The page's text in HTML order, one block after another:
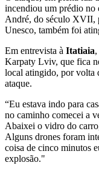
incendiou um prédio no
André, do século XVII,
Unesco, também foi
Em entrevista à Itatiaia
Karpaty Lviv, que fica
local atingido, por volta
ataque.
“Eu estava indo para
no caminho comecei a
Abaixei o vidro do
Alguns drones foram
coisa de cinco minutos
explosão."